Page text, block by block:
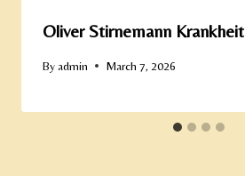
Oliver Stirnemann Krankheit
Byadmin March 7, 2026